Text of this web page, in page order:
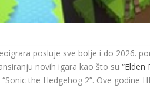
posluje sve bolje i do 2026.
novih igara kao što su“Elden
“Sonic the Hedgehog 2”. Ove